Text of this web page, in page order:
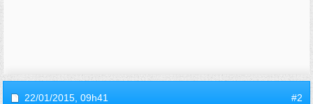
22/01/2015, 09h41 #2